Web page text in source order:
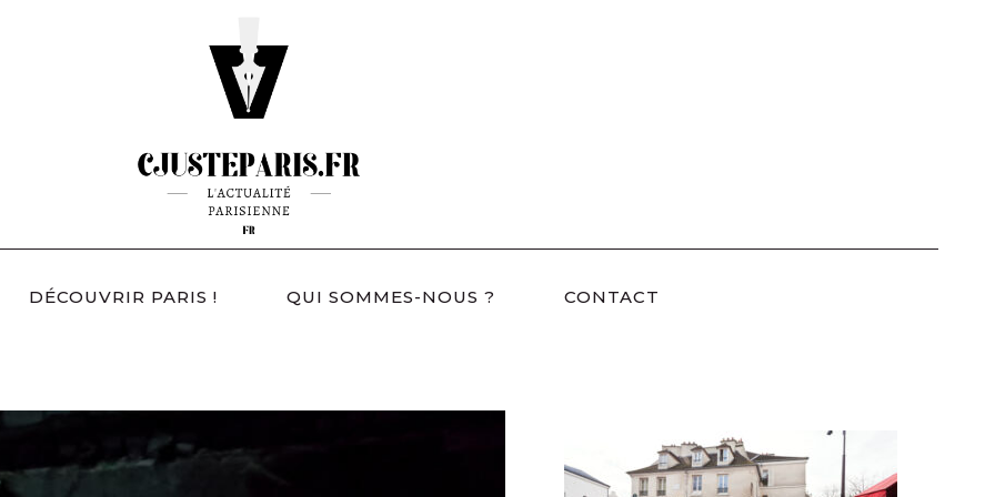
DÉCOUVRIR PARIS ! QUI SOMMES-NOUS ? CONTACT